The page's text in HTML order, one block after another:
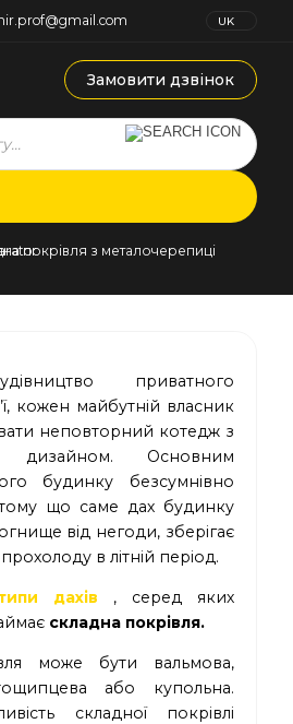
UK
Замовити дзвінок
покрівля з металочерепиці
приватного
кожен майбутній власник
неповторний котедж з
дизайном. Основним
будинку безсумнівно
що саме дах будинку
від негоди, зберігає
в літній період.
дахів , серед яких
складна покрівля.
може бути вальмова,
або купольна.
складної покрівлі